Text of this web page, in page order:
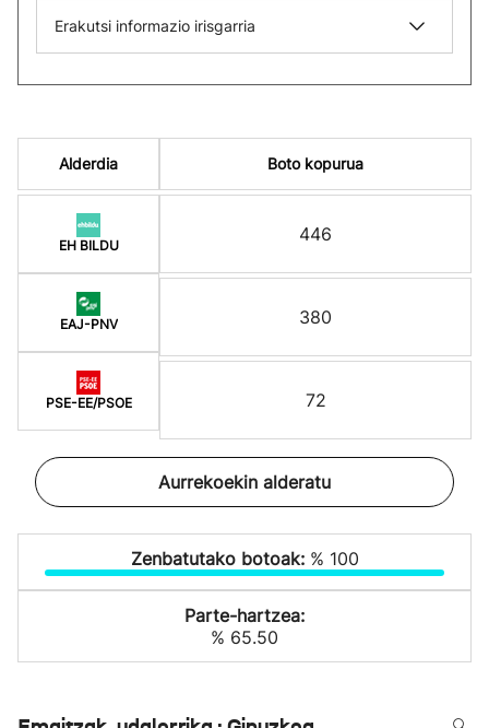
Erakutsi informazio irisgarria
Alderdia
EH BILDU
EAJ-PNV
PSE-EE/PSOE
Boto kopurua
446
380
72
Aurrekoekin alderatu
Zenbatutako botoak: % 100
Parte-hartzea:
% 65.50